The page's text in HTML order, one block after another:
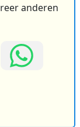
anderen